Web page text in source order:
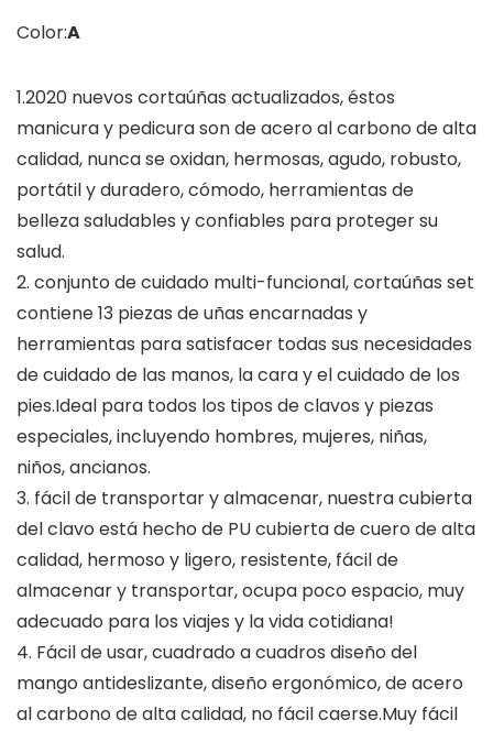
Color:A
1.2020 nuevos cortaúñas actualizados, éstos
manicura y pedicura son de acero al carbono de alta
calidad, nunca se oxidan, hermosas, agudo, robusto,
portátil y duradero, cómodo, herramientas de
belleza saludables y confiables para proteger su
salud.
2. conjunto de cuidado multi-funcional, cortaúñas set
contiene 13 piezas de uñas encarnadas y
herramientas para satisfacer todas sus necesidades
de cuidado de las manos, la cara y el cuidado de los
pies.Ideal para todos los tipos de clavos y piezas
especiales, incluyendo hombres, mujeres, niñas,
niños, ancianos.
3. fácil de transportar y almacenar, nuestra cubierta
del clavo está hecho de PU cubierta de cuero de alta
calidad, hermoso y ligero, resistente, fácil de
almacenar y transportar, ocupa poco espacio, muy
adecuado para los viajes y la vida cotidiana!
4. Fácil de usar, cuadrado a cuadros diseño del
mango antideslizante, diseño ergonómico, de acero
al carbono de alta calidad, no fácil caerse.Muy fácil